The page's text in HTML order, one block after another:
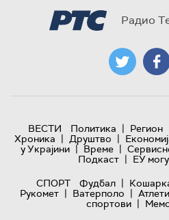
Радио
ВЕСТИ Политика | Регион
Хроника | Друштво |
у Украјини | Време |
Подкаст | ЕУ
СПОРТ
Фудбал |
Рукомет | Ватерполо |
спортови |